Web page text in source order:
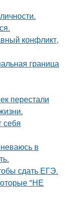
конфликт,
граница
перестали
себя
в
сдать ЕГЭ.
"НЕ